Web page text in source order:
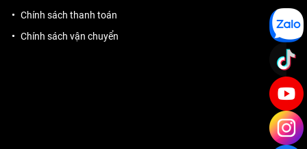
Chính sách thanh toán
Chính sách vận chuyển